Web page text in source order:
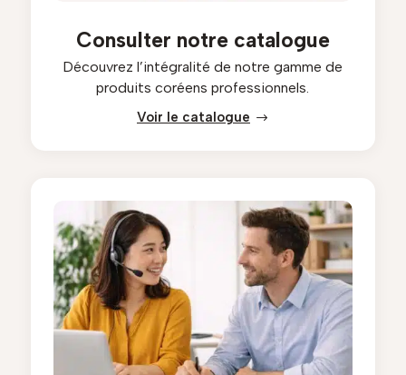
Consulter notre catalogue
Découvrez l’intégralité de notre gamme de
produits coréens professionnels.
Voir le catalogue